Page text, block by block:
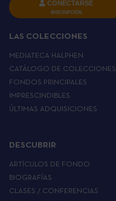
CONECTARSE
INSCRIPCIÓN
LAS COLECCIONES
MEDIATECA HALPHEN
CATÁLOGO DE COLECCIONES
FONDOS PRINCIPALES
IMPRESCINDIBLES
ÚLTIMAS ADQUISICIONES
DESCUBRIR
ARTÍCULOS DE FONDO
BIOGRAFÍAS
CLASES / CONFERENCIAS